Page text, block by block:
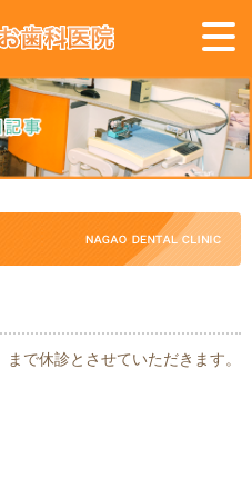
まで休診とさせていただきます。